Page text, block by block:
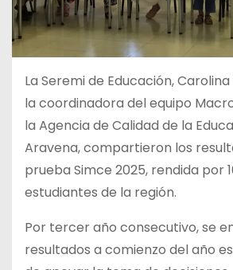
La Seremi de Educación,
la coordinadora del equipo
la Agencia de Calidad de la
Aravena, compartieron los
prueba Simce 2025, rendida por
estudiantes de la región.
Por tercer año consecutivo, se
resultados a comienzo del año